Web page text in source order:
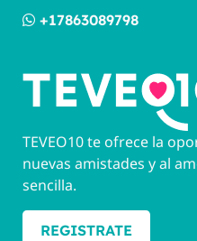
+17863089798
TEVEO10 te ofrece la
nuevas amistades y al
sencilla.
REGISTRATE